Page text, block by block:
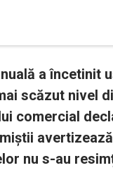
a încetinit
scăzut nivel
comercial
nu s-au